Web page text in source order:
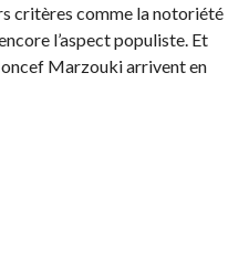
critères comme la notoriété
l’aspect populiste. Et
Marzouki arrivent en